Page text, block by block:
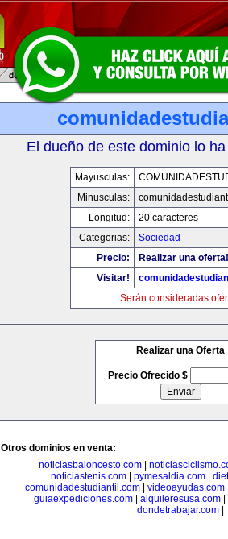
El dueño de este dominio lo
Mayusculas:
Minusculas:
Longitud:
20 caracteres
Categorias:
Sociedad
Precio:
Realizar una oferta!
Visitar!
Serán consideradas
Realizar una Oferta
Precio Ofrecido $
Otros dominios en venta:
noticiasbaloncesto.com
noticiastenis.com
pymesaldia.com
comunidadestudiantil.com| videoayudas.com
guiaexpediciones.com| alquileresusa.com|
dondetrabajar.com